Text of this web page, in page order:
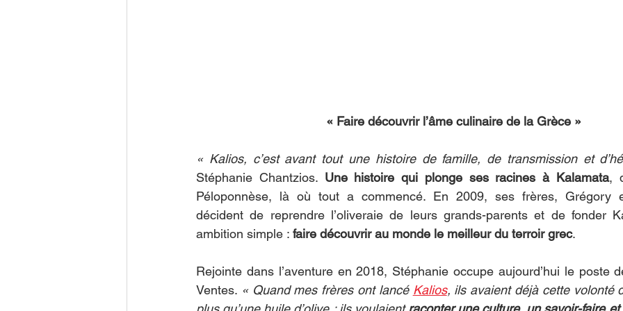
« Faire découvrir l’âme culinaire de la Grèce »
« Kalios, c’est avant tout une histoire de famille, de transmission et
Stéphanie Chantzios. Une histoire qui plonge ses racines à Kalamata,
Péloponnèse, là où tout a commencé. En 2009, ses frères, Grégory
décident de reprendre l’oliveraie de leurs grands-parents et de fonder
ambition simple : faire découvrir au monde le meilleur du terroir grec.
Rejointe dans l’aventure en 2018, Stéphanie occupe aujourd’hui le poste
Ventes. « Quand mes frères ont lancé Kalios, ils avaient déjà cette volonté